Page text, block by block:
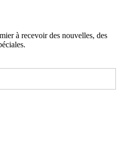
à recevoir des nouvelles, des